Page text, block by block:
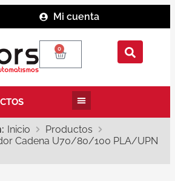
Mi cuenta
0
Inicio
Productos
Cadena U70/80/100 PLA/UPN